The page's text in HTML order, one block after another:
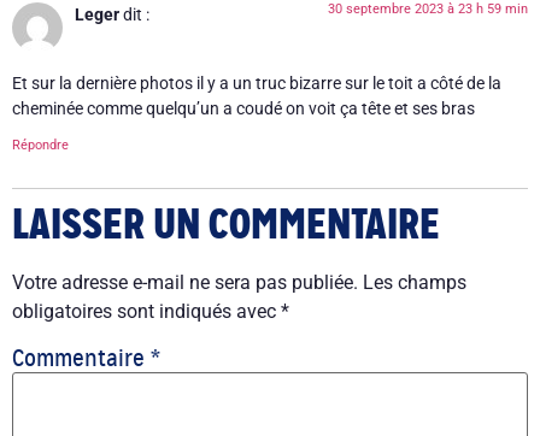
Legerdit : 30 septembre 2023 à 23 h 59 min
Et sur la dernière photos il y a un truc bizarre sur le toit a côté de la
cheminée comme quelqu’un a coudé on voit ça tête et ses bras
Répondre
LAISSER UN COMMENTAIRE
Votre adresse e-mail ne sera pas publiée. Les champs
obligatoires sont indiqués avec *
Commentaire *